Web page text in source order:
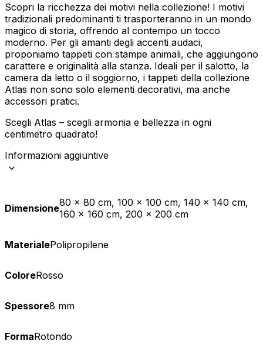
Scopri la ricchezza dei motivi nella collezione! I motivi
tradizionali predominanti ti trasporteranno in un mondo
magico di storia, offrendo al contempo un tocco
moderno. Per gli amanti degli accenti audaci,
proponiamo tappeti con stampe animali, che aggiungono
carattere e originalità alla stanza. Ideali per il salotto, la
camera da letto o il soggiorno, i tappeti della collezione
Atlas non sono solo elementi decorativi, ma anche
accessori pratici.
Scegli Atlas – scegli armonia e bellezza in ogni
centimetro quadrato!
Informazioni aggiuntive
Dimensione80 x 80 cm, 100 x 100 cm, 140 x 140 cm,
160 x 160 cm, 200 x 200 cm
MaterialePolipropilene
ColoreRosso
Spessore8 mm
FormaRotondo